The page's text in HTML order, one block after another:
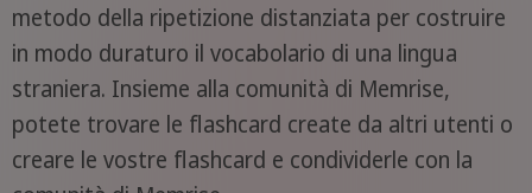
metodo della ripetizione distanziata per costruire
in modo duraturo il vocabolario di una lingua
straniera. Insieme alla comunità di Memrise,
potete trovare le flashcard create da altri utenti o
creare le vostre flashcard e condividerle con la